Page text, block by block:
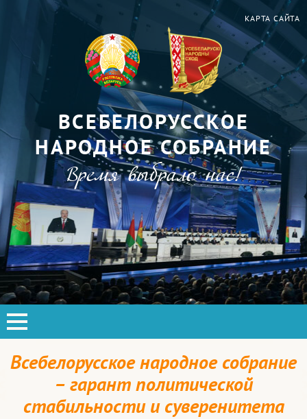
КАРТА САЙТА
ВСЕБЕЛОРУССКОЕ
НАРОДНОЕ СОБРАНИЕ
Время выбрало нас!
Всебелорусское народное собрание
– гарант политической
стабильности и суверенитета